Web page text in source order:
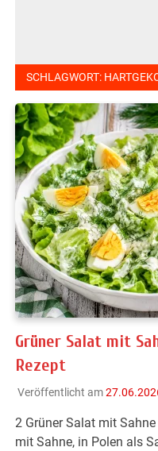
SCHLAGWORT:
Grüner Salat mit
Rezept
Veröffentlicht am
2 Grüner Salat mit
mit Sahne, in Polen als